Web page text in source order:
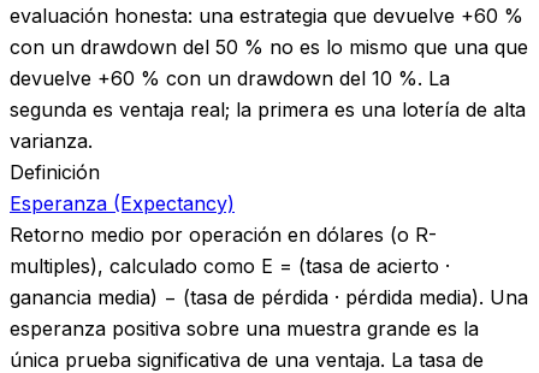
evaluación honesta: una estrategia que devuelve +60 %
con un drawdown del 50 % no es lo mismo que una que
devuelve +60 % con un drawdown del 10 %. La
segunda es ventaja real; la primera es una lotería de alta
varianza.
Definición
Esperanza (Expectancy)
Retorno medio por operación en dólares (o R-
multiples), calculado como E = (tasa de acierto ·
ganancia media) − (tasa de pérdida · pérdida media). Una
esperanza positiva sobre una muestra grande es la
única prueba significativa de una ventaja. La tasa de